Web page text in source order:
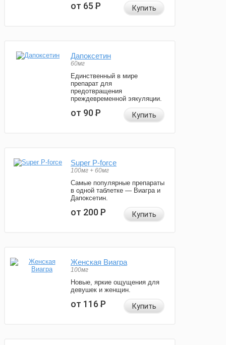
от 65Р Купить
Дапоксетин
60мг
Единственный в мире
препарат для
предотвращения
преждевременной эякуляции.
от 90Р Купить
Super P-force
100мг + 60мг
Самые популярные препараты
в одной таблетке — Виагра и
Дапоксетин.
от 200Р Купить
Женская Виагра
100мг
Новые, яркие ощущения для
девушек и женщин.
от 116Р Купить